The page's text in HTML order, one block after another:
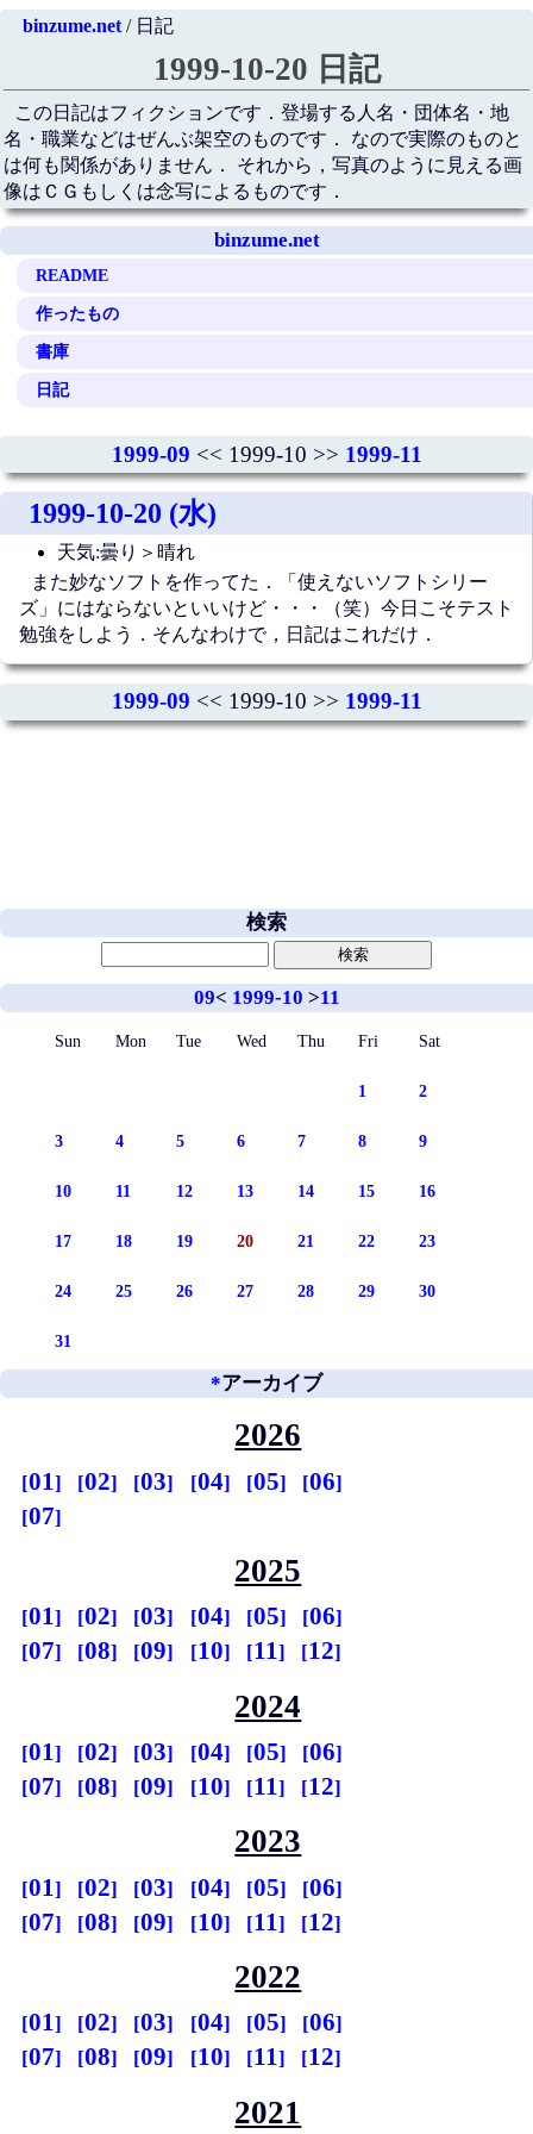
binzume.net/ 日記
1999-10-20 日記
この日記はフィクションです．登場する人名・団体名・地
名・職業などはぜんぶ架空のものです． なので実際のものと
は何も関係がありません． それから，写真のように見える画
像はＣＧもしくは念写によるものです．
binzume.net
README
作ったもの
書庫
日記
1999-09 << 1999-10 >> 1999-11
1999-10-20 (水)
天気:曇り＞晴れ
また妙なソフトを作ってた．「使えないソフトシリー
ズ」にはならないといいけど・・・（笑）今日こそテスト
勉強をしよう．そんなわけで，日記はこれだけ．
1999-09 << 1999-10 >> 1999-11
検索
09< 1999-10 >11
Sun Mon Tue Wed Thu Fri Sat
1 2
3 4 5 6 7 8 9
10 11 12 13 14 15 16
17 18 19 20 21 22 23
24 25 26 27 28 29 30
31
*アーカイブ
2026
01 02 03 04 05
06
07
2025
01 02 03 04 05
06
07
08 09 10 11 12
2024
01 02 03 04 05
06
07
08 09 10 11 12
2023
01 02 03 04 05
06
07
08 09 10 11 12
2022
01 02 03 04 05
06
07
08 09 10 11 12
2021